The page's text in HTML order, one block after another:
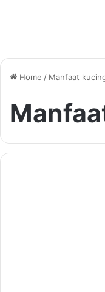
Home / Manfaat